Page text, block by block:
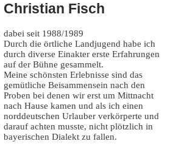
Christian Fisch
dabei seit 1988/1989
Durch die örtliche Landjugend habe ich
durch diverse Einakter erste Erfahrungen
auf der Bühne gesammelt.
Meine schönsten Erlebnisse sind das
gemütliche Beisammensein nach den
Proben bei denen wir erst um Mittnacht
nach Hause kamen und als ich einen
norddeutschen Urlauber verkörperte und
darauf achten musste, nicht plötzlich in
bayerischen Dialekt zu fallen.